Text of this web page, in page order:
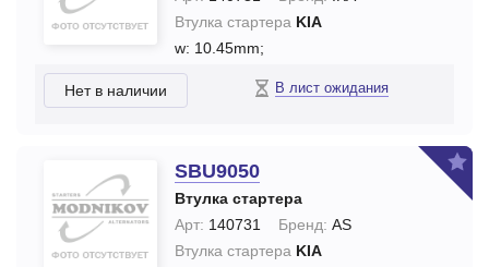
Втулка стартера KIA
w: 10.45mm;
Нет в наличии В лист ожидания
SBU9050
Втулка стартера
Арт: 140731 Бренд: AS
Втулка стартера KIA